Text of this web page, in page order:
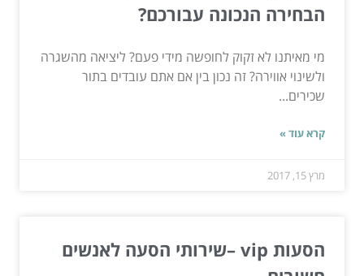
הבחירה הנכונה עבורכם?
מי מאיתנו לא זקוק לחופשה מידי פעם? ליציאה מהשגרה
ולשינוי אווירה? זה נכון בין אם אתם עובדים בתור
שכירים...
קרא עוד »
מרץ 15, 2017
הסעות vip –שירותי הסעה לאנשים